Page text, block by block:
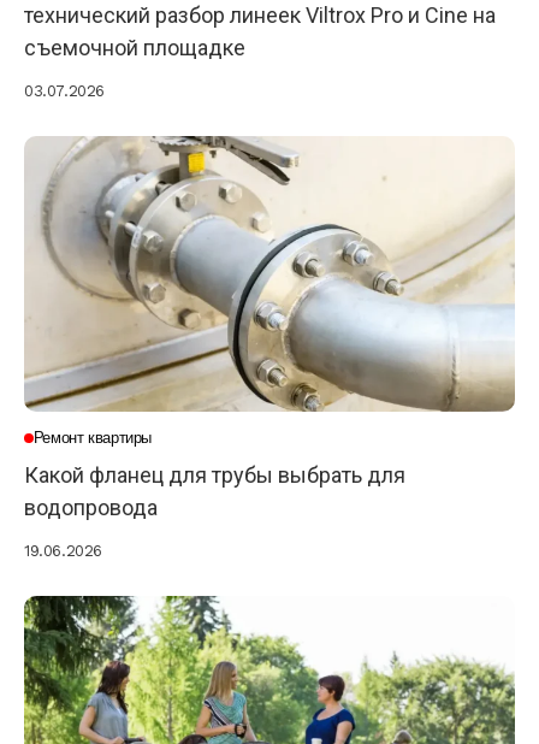
технический разбор линеек Viltrox Pro и Cine на
съемочной площадке
03.07.2026
Ремонт квартиры
Какой фланец для трубы выбрать для
водопровода
19.06.2026